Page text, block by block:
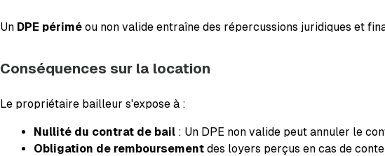
Un DPE périmé ou non valide entraîne des répercussions juridiques et
Conséquences sur la location
Le propriétaire bailleur s'expose à :
Nullité du contrat de bail : Un DPE non valide peut annuler le
Obligation de remboursement des loyers perçus en cas de